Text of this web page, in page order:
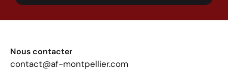
Nous contacter
contact@af-montpellier.com